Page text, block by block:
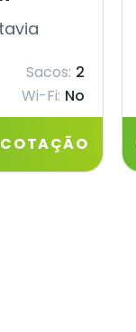
Sacos: 2
Wi-Fi: No